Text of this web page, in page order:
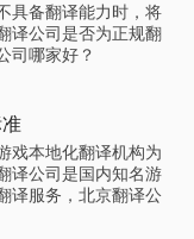
具备翻译能力时，将
译公司是否为正规翻
司哪家好？
戏本地化翻译机构为
译公司是国内知名游
译服务，北京翻译公